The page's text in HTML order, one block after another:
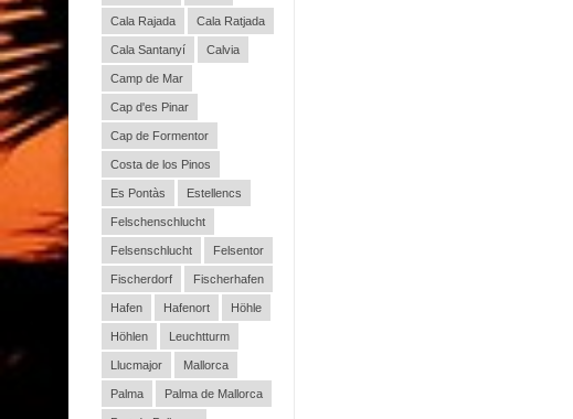
Cala Rajada Cala Ratjada
Cala Santanyí Calvia
Camp de Mar
Cap d'es Pinar
Cap de Formentor
Costa de los Pinos
Es Pontàs Estellencs
Felschenschlucht
Felsenschlucht Felsentor
Fischerdorf Fischerhafen
Hafen Hafenort Höhle
Höhlen Leuchtturm
Llucmajor Mallorca
Palma Palma de Mallorca